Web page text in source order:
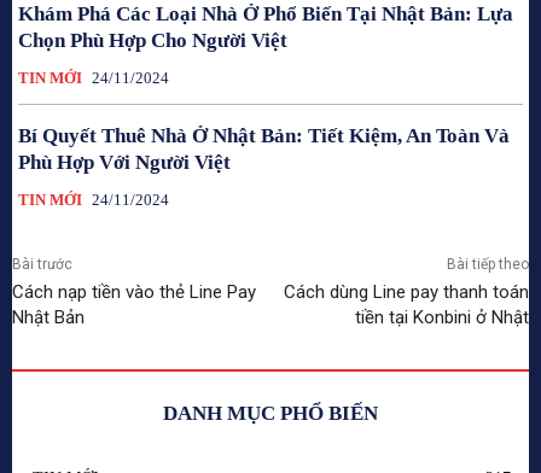
Khám Phá Các Loại Nhà Ở Phổ Biến Tại Nhật Bản: Lựa
Chọn Phù Hợp Cho Người Việt
TIN MỚI 24/11/2024
Bí Quyết Thuê Nhà Ở Nhật Bản: Tiết Kiệm, An Toàn Và
Phù Hợp Với Người Việt
TIN MỚI 24/11/2024
Bài trước
Cách nạp tiền vào thẻ Line Pay
Nhật Bản
Bài tiếp theo
Cách dùng Line pay thanh toán
tiền tại Konbini ở Nhật
DANH MỤC PHỔ BIẾN